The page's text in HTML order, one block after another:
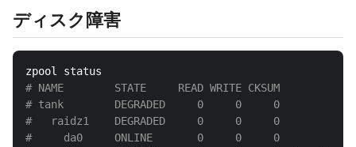
ディスク障害
# NAME        STATE     READ WRITE CKSUM
# tank        DEGRADED     0     0     0
#   raidz1    DEGRADED     0     0     0
#     da0     ONLINE       0     0     0